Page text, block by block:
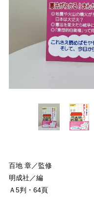
百地 章／監修
明成社／編
Ａ5判・64頁